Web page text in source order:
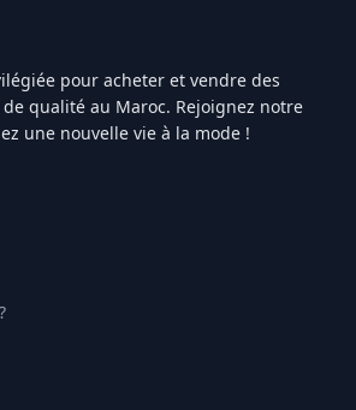
pour acheter et vendre des
qualité au Maroc. Rejoignez notre
une nouvelle vie à la mode !